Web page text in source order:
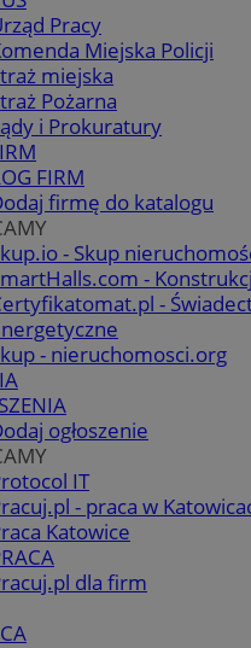
Pracy
Miejska Policji
miejska
Pożarna
i Prokuratury
FIRM
firmę do katalogu
- Skup
-
-
- nieruchomosci.org
ogłoszenie
IT
- praca w
Katowice
dla firm